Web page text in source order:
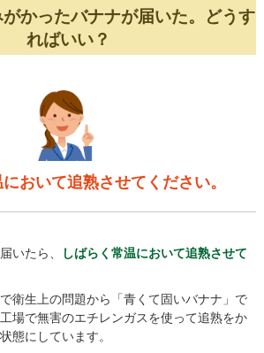
かったバナナが届いた。どうす
ればいい？
おいて追熟させてください。
いたら、
しばらく常温において追熟させて
衛生上の問題から「青くて固いバナナ」で
場で無害のエチレンガスを使って追熟をか
態にしています。